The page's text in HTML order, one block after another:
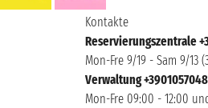
Kontakte
Reservierungszentrale
Mon-Fre 9/19 - Sam 9/13
Verwaltung
Mon-Fre 09:00 - 12:00